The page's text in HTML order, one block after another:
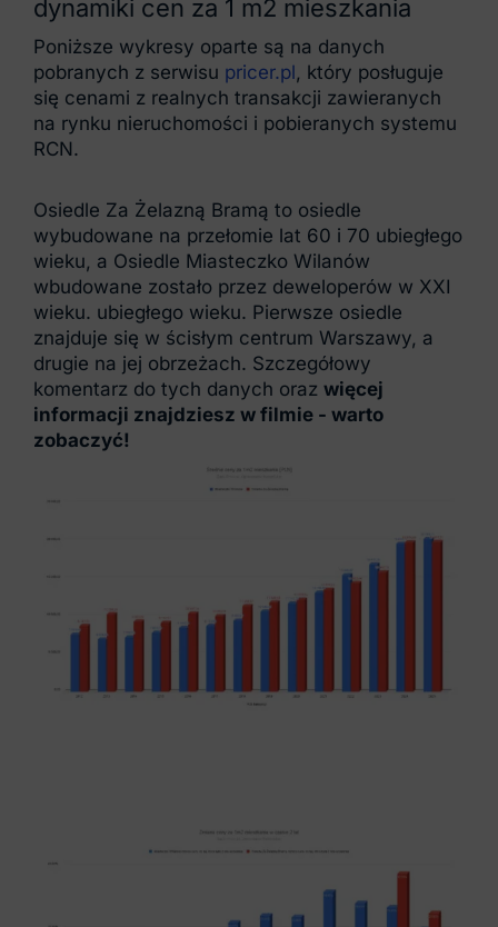
dynamiki cen za 1 m2 mieszkania
Poniższe wykresy oparte są na danych
pobranych z serwisu pricer.pl, który posługuje
się cenami z realnych transakcji zawieranych
na rynku nieruchomości i pobieranych systemu
RCN.
Osiedle Za Żelazną Bramą to osiedle
wybudowane na przełomie lat 60 i 70 ubiegłego
wieku, a Osiedle Miasteczko Wilanów
wbudowane zostało przez deweloperów w XXI
wieku. ubiegłego wieku. Pierwsze osiedle
znajduje się w ścisłym centrum Warszawy, a
drugie na jej obrzeżach. Szczegółowy
komentarz do tych danych oraz więcej
informacji znajdziesz w filmie - warto
zobaczyć!